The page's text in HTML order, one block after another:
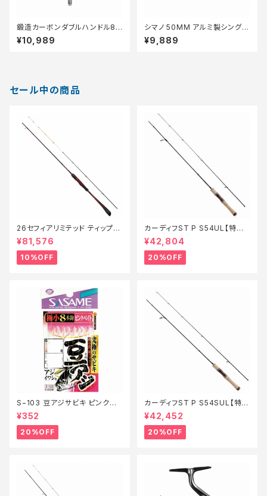
鍛造カーボンダブルハンドル82
mm シマノ ブラックシルバー H1
S82YD22DFBKSR
¥10,989
シマノ 50MM アルミ製シングル
ハンドル 湯川マサタカ氏全面監
修チタン製ノブ 50mm 焼入れ
¥9,889
セール中の商品
26セフィアリミテッド ティップエ
ギング S63ML+S【継続セール_
ロッド】【10】
¥81,576
10%OFF
カーディフST P S54UL【特価
ロッド】【20】
¥42,804
20%OFF
S−103 豆アジサビキ ピンクベ
イト 1【特価仕掛】【20】
¥352
20%OFF
カーディフST P S54SUL【特価
ロッド】【20】
¥42,452
20%OFF